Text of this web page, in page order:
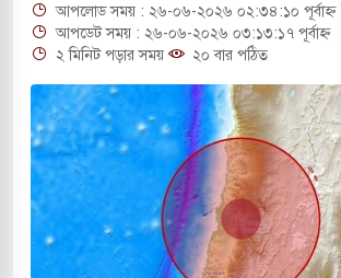
বিভিন্ন খাতে সৌদির বিনিয়োগের আহবান প্রধানমন্ত্রীর
পথে ইসরায়েলীরা,হাতছাড়ার ঝুঁকিতে জরুরি
পাহাড়ি ঢলে ফুঁসে উঠেছে তিস্তা
আপলোড সময় : ২৬-০৬-২০২৬ ০২:৩৪:১০ পূর্বাহ্ন
আপডেট সময় : ২৬-০৬-২০২৬ ০৩:১৩:১৭ পূর্বাহ্ন
২ মিনিট পড়ার সময়
২০ বার পঠিত